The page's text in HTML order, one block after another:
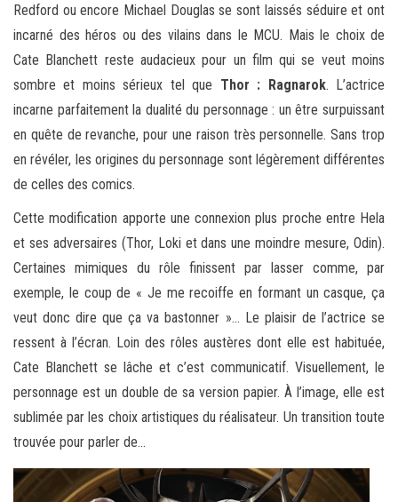
Redford ou encore Michael Douglas se sont laissés séduire et ont
incarné des héros ou des vilains dans le MCU. Mais le choix de
Cate Blanchett reste audacieux pour un film qui se veut moins
sombre et moins sérieux tel que Thor : Ragnarok. L’actrice
incarne parfaitement la dualité du personnage : un être surpuissant
en quête de revanche, pour une raison très personnelle. Sans trop
en révéler, les origines du personnage sont légèrement différentes
de celles des comics.
Cette modification apporte une connexion plus proche entre Hela
et ses adversaires (Thor, Loki et dans une moindre mesure, Odin).
Certaines mimiques du rôle finissent par lasser comme, par
exemple, le coup de « Je me recoiffe en formant un casque, ça
veut donc dire que ça va bastonner »… Le plaisir de l’actrice se
ressent à l’écran. Loin des rôles austères dont elle est habituée,
Cate Blanchett se lâche et c’est communicatif. Visuellement, le
personnage est un double de sa version papier. À l’image, elle est
sublimée par les choix artistiques du réalisateur. Un transition toute
trouvée pour parler de…